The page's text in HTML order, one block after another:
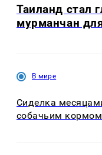
Таиланд стал
мурманчан
В мире
Сиделка
собачьим кормом